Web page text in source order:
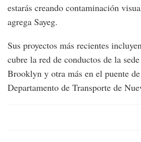
estarás creando contaminación
agrega Sayeg.
Sus proyectos más recientes
cubre la red de conductos de la
Brooklyn y otra más en el puente
Departamento de Transporte de